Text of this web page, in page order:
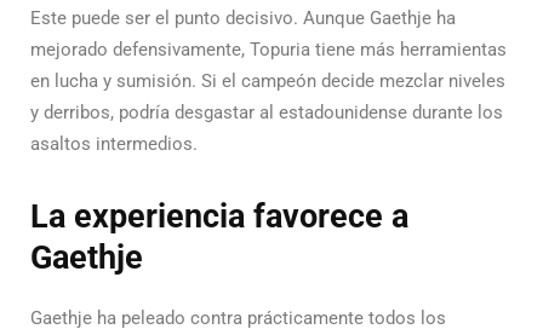
Este puede ser el punto decisivo. Aunque Gaethje ha
mejorado defensivamente, Topuria tiene más herramientas
en lucha y sumisión. Si el campeón decide mezclar niveles
y derribos, podría desgastar al estadounidense durante los
asaltos intermedios.
La experiencia favorece a
Gaethje
Gaethje ha peleado contra prácticamente todos los